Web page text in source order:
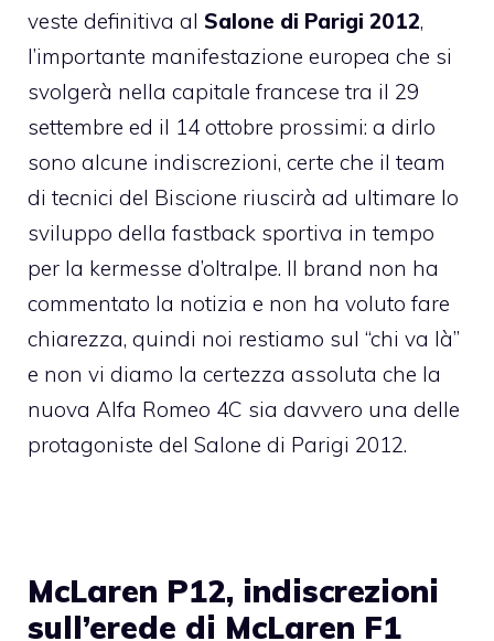
veste definitiva al Salone di Parigi 2012,
l’importante manifestazione europea che si
svolgerà nella capitale francese tra il 29
settembre ed il 14 ottobre prossimi: a dirlo
sono alcune indiscrezioni, certe che il team
di tecnici del Biscione riuscirà ad ultimare lo
sviluppo della fastback sportiva in tempo
per la kermesse d’oltralpe. Il brand non ha
commentato la notizia e non ha voluto fare
chiarezza, quindi noi restiamo sul “chi va là”
e non vi diamo la certezza assoluta che la
nuova Alfa Romeo 4C sia davvero una delle
protagoniste del Salone di Parigi 2012.
McLaren P12, indiscrezioni
sull’erede di McLaren F1